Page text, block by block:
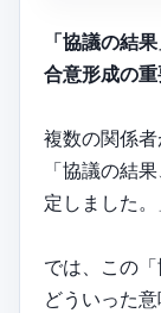
「協議の結果
合意形成の重
複数の関係
「協議の結
定しました。
では、この
どういった意